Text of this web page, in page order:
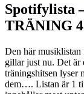
Spotifylista
TRÄNING
Den här musiklistan
gillar just nu. Det är
träningshitsen lyser
dem…. Listan är 1